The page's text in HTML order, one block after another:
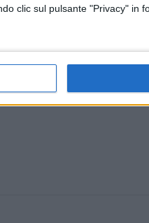
clic sul pulsante "Privacy" in